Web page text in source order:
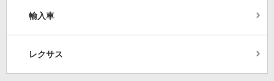
輸入車
レクサス